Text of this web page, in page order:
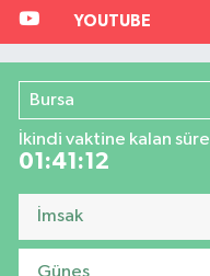
YOUTUBE
Bursa
İkindi vaktine kalan süre
01:41:11
İmsak
Güneş